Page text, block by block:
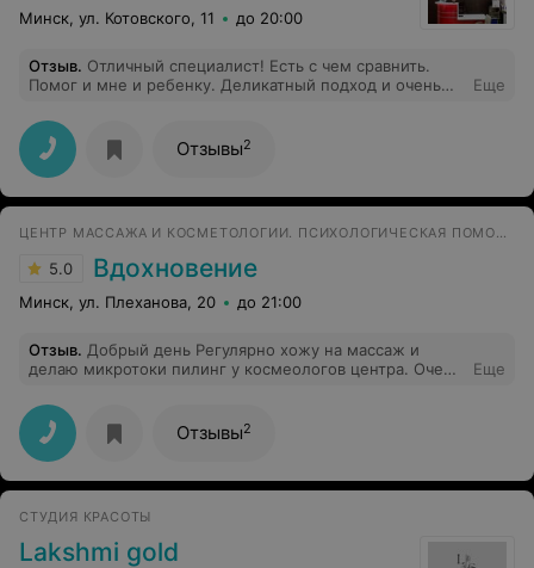
Минск, ул. Котовского, 11 до 20:00
Отзыв. Отличный специалист! Есть с чем сравнить.
Помог и мне и ребенку. Деликатный подход и очень
проблемами с верхней челюстью и желудком, меня
спасал от проблем с суставами. Очень благодарны!
Еще
Отзывы2
ЦЕНТР МАССАЖА И КОСМЕТОЛОГИИ. ПСИХОЛОГИЧЕСКАЯ ПОМОЩЬ
5.0 Вдохновение
Минск, ул. Плеханова, 20 до 21:00
Отзыв. Добрый день Регулярно хожу на массаж и
делаю микротоки пилинг у космеологов центра. Очень
персоналом.
Еще
Отзывы2
СТУДИЯ КРАСОТЫ
Lakshmi gold